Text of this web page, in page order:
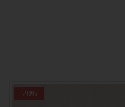
20%